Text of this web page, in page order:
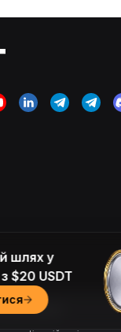
reserved.
шлях у
$20 USDT